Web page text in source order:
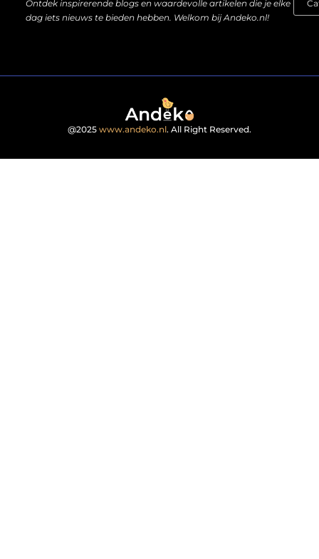
Ontdek inspirerende blogs en waardevolle artikelen die je elke
dag iets nieuws te bieden hebben. Welkom bij Andeko.nl!
@2025 www.andeko.nl. All Right Reserved.